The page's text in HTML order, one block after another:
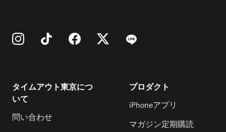
タイムアウト東京につ
いて
問い合わせ
プロダクト
iPhoneアプリ
マガジン定期購読